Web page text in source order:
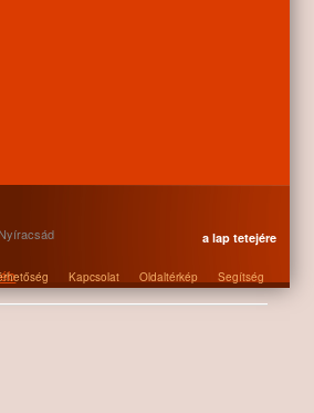
a lap tetejére
Kapcsolat Oldaltérkép Segítség